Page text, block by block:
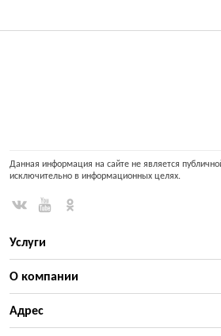
Данная информация на сайте не является
исключительно в информационных целях.
Услуги
О компании
Адрес